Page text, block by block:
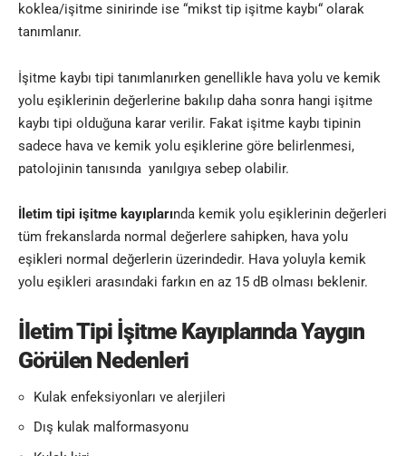
koklea/işitme sinirinde ise “mikst tip işitme kaybı“ olarak
tanımlanır.
İşitme kaybı tipi tanımlanırken genellikle hava yolu ve kemik
yolu eşiklerinin değerlerine bakılıp daha sonra hangi işitme
kaybı tipi olduğuna karar verilir. Fakat işitme kaybı tipinin
sadece hava ve kemik yolu eşiklerine göre belirlenmesi,
patolojinin tanısında yanılgıya sebep olabilir.
İletim tipi işitme kayıplarında kemik yolu eşiklerinin değerleri
tüm frekanslarda normal değerlere sahipken, hava yolu
eşikleri normal değerlerin üzerindedir. Hava yoluyla kemik
yolu eşikleri arasındaki farkın en az 15 dB olması beklenir.
İletim Tipi İşitme Kayıplarında Yaygın
Görülen Nedenleri
Kulak enfeksiyonları ve alerjileri
Dış kulak malformasyonu